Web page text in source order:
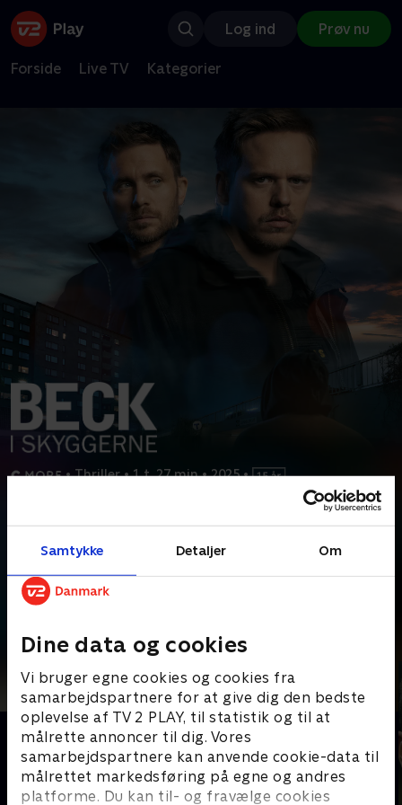
Samtykke Detaljer Om
Dine data og cookies
Vi bruger egne cookies og cookies fra
samarbejdspartnere for at give dig den bedste
oplevelse af TV 2 PLAY, til statistik og til at
målrette annoncer til dig. Vores
samarbejdspartnere kan anvende cookie-data til
målrettet markedsføring på egne og andres
platforme. Du kan til- og fravælge cookies
Log ind Prøv nu
Forside Live TV Kategorier
• Thriller • 1 t. 27 min • 2025 •
En voldelig bande mistænkes for et skuddrab i en forstad til
Stockholm. Gerningsmændene findes bundet nær
Prøv TV 2 Play*
*Kræver pakken Basis. Administrer dit abonnement på Mit TV 2.
Andre så også